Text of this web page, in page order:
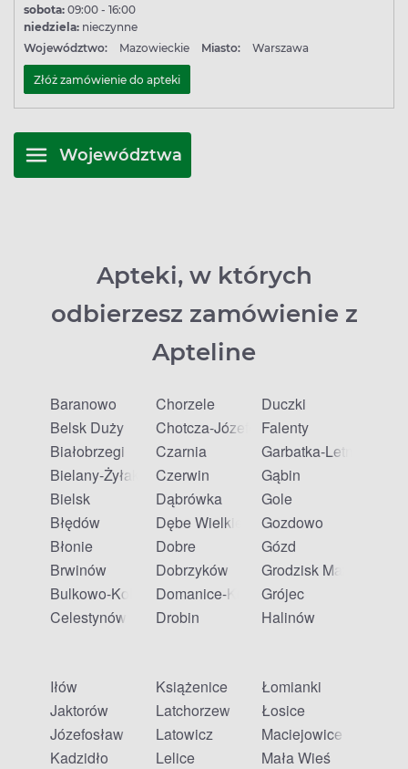
sobota: 09:00 - 16:00
niedziela: nieczynne
Województwo:
Mazowieckie Miasto: Warszawa
Złóż zamówienie do apteki
Województwa
Apteki, w których
odbierzesz zamówienie z
Apteline
Baranowo
Belsk Duży
Białobrzegi
Bielany-Żyłaki
Bielsk
Błędów
Błonie
Brwinów
Bulkowo-Kolonia
Celestynów
Chorzele
Chotcza-Józefów
Czarnia
Czerwin
Dąbrówka
Dębe Wielkie
Dobre
Dobrzyków
Domanice-Kolonia
Drobin
Duczki
Falenty
Garbatka-Letnisko
Gąbin
Gole
Gozdowo
Gózd
Grodzisk Mazowiecki
Grójec
Halinów
Iłów
Jaktorów
Józefosław
Kadzidło
Książenice
Latchorzew
Latowicz
Lelice
Łomianki
Łosice
Maciejowice
Mała Wieś